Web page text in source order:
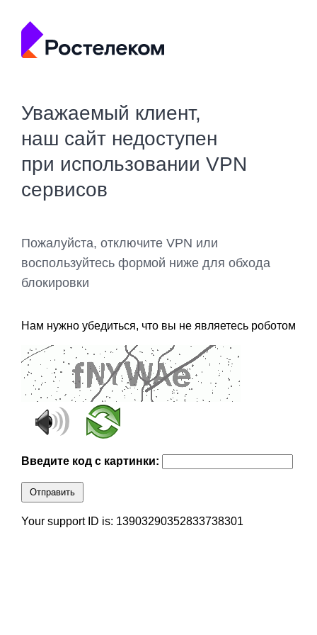
Уважаемый клиент,
наш сайт недоступен
при использовании VPN
сервисов
Пожалуйста, отключите VPN или
воспользуйтесь формой ниже для обхода
блокировки
Нам нужно убедиться, что вы не являетесь роботом
Введите код с картинки:
Отправить
Your support ID is: 13903290352833738301